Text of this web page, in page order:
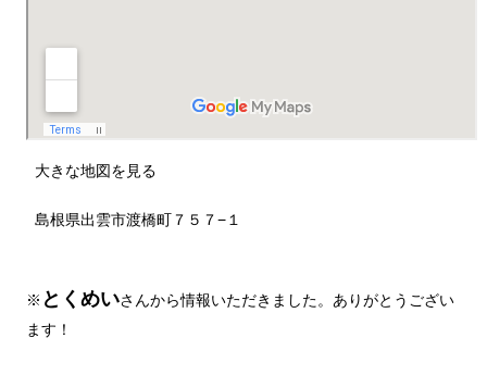
大きな地図を見る
島根県出雲市渡橋町７５７−１
※ とくめいさんから情報いただきました。ありがとうござい
ます！